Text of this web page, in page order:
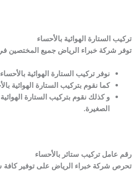
تركيب الستارة الهوائية بالأحساء
توفر شركة خبراء الرياض جميع المختصين في
نوفر تركيب الستارة الهوائية
كما نقوم بتركيب الستارة الهوائية
و كذلك نقوم بتركيب الستارة
الصغيرة.
رقم عامل تركيب ستائر بالأحساء
تحرص شركة خبراء الرياض على توفير كافة